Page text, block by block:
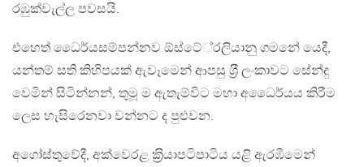
රඹුක්වැල්ල පවසයි.
එහෙත් ධෛර්යසම්පන්නව ඕස්ටේ‍්‍රලියානු ගමනේ යෙදී,
යන්තම් සති කිහිපයක් ඇවෑමෙන් ආපසු ශ‍්‍රී ලංකාවට සේන්දු
වෙමින් සිටින්නන්, තුමූ ම ඇතැම්විට මහා අධෛර්යය කිරීම
ලෙස හැසිරෙනවා වන්නට ද පුළුවන.
අගෝස්තුවේදී, අක්වෙරළ ක‍්‍රියාපටිපාටිය යළි ඇරඹීමෙන්